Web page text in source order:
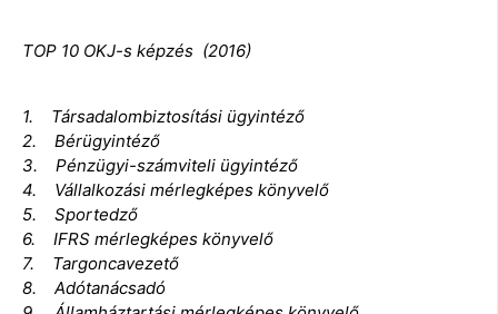
TOP 10 OKJ-s képzés (2016)
1. Társadalombiztosítási ügyintéző
2. Bérügyintéző
3. Pénzügyi-számviteli ügyintéző
4. Vállalkozási mérlegképes könyvelő
5. Sportedző
6. IFRS mérlegképes könyvelő
7. Targoncavezető
8. Adótanácsadó